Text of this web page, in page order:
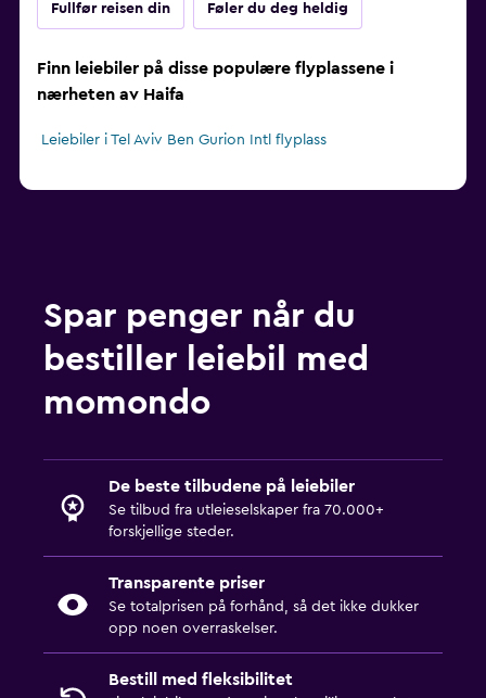
Fullfør reisen din Føler du deg heldig
Finn leiebiler på disse populære flyplassene i
nærheten av Haifa
Leiebiler i Tel Aviv Ben Gurion Intl flyplass
Spar penger når du
bestiller leiebil med
momondo
De beste tilbudene på leiebiler
Se tilbud fra utleieselskaper fra 70.000+
forskjellige steder.
Transparente priser
Se totalprisen på forhånd, så det ikke dukker
opp noen overraskelser.
Bestill med fleksibilitet